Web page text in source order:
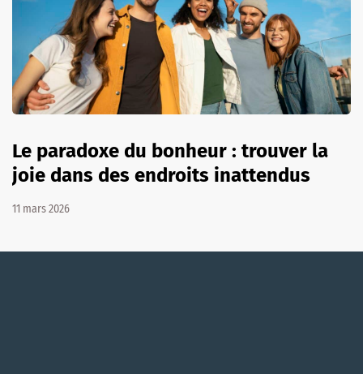
Le paradoxe du bonheur : trouver la
joie dans des endroits inattendus
11 mars 2026